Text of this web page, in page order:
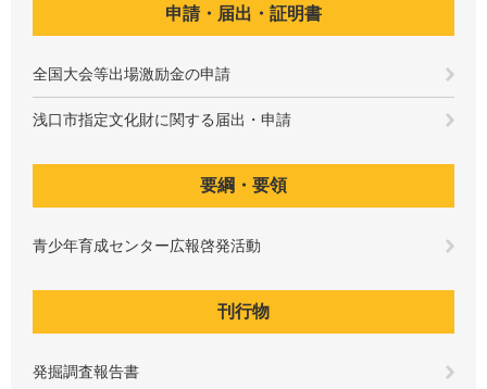
申請・届出・証明書
全国大会等出場激励金の申請
浅口市指定文化財に関する届出・申請
要綱・要領
青少年育成センター広報啓発活動
刊行物
発掘調査報告書